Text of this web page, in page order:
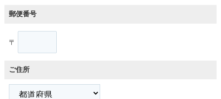
郵便番号
〒
ご住所